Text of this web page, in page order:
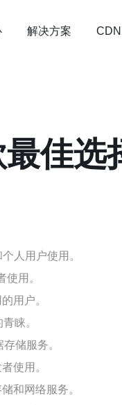
解决方案 CDN
佳选
人用户使用。
用。
用户。
睐。
储服务。
使用。
和网络服务。